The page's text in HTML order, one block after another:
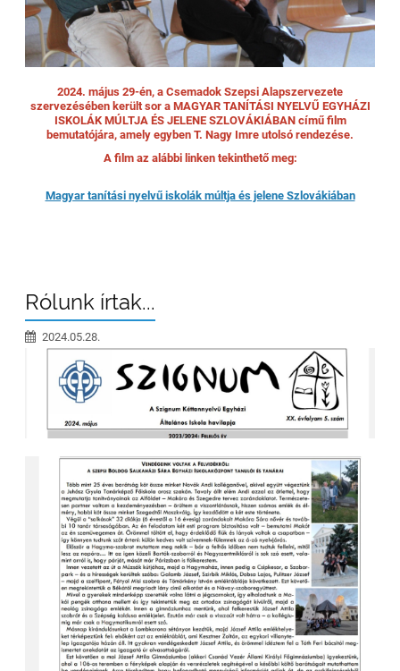
2024. május 29-én, a Csemadok Szepsi Alapszervezete
szervezésében került sor a MAGYAR TANÍTÁSI NYELVŰ EGYHÁZI
ISKOLÁK MÚLTJA ÉS JELENE SZLOVÁKIÁBAN című film
bemutatójára, amely egyben T. Nagy Imre utolsó rendezése.
A film az alábbi linken tekinthető meg:
Magyar tanítási nyelvű iskolák múltja és jelene Szlovákiában
Rólunk írtak...
2024.05.28.